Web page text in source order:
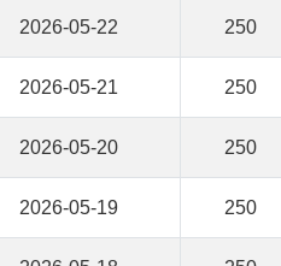
2026-05-22 250
2026-05-21 250
2026-05-20 250
2026-05-19 250